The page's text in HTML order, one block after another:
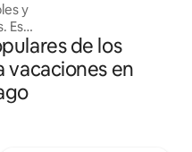
y
también
un viaje
cocina completa,
enorme ducha a
separado con
de los
vacaciones en